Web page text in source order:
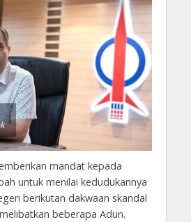
mandat kepada
untuk menilai kedudukannya
berikutan dakwaan skandal
beberapa Adun.